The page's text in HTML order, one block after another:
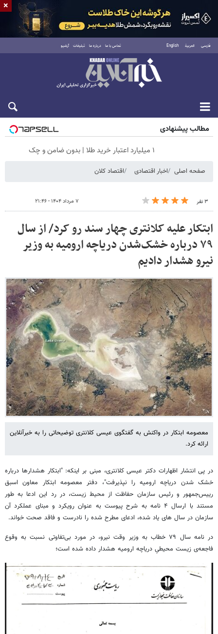
فارسی العربية English تماس با ما درباره ما تبلیغات آرشیو
جمعه ۱۶ مرداد ۱۴۰۵
مطالب پیشنهادی
۱ میلیارد اعتبار خرید طلا | بدون ضامن و چک
صفحه اصلی اخبار اقتصادی اقتصاد کلان
۳ نفر ۷ مرداد ۱۴۰۴ - ۲۱:۴۶
ابتکار علیه کلانتری چهار سند رو کرد/ از سال
۷۹ درباره خشک‌شدن دریاچه ارومیه به وزیر
نیرو هشدار دادیم
معصومه ابتکار در واکنش به گفتگوی عیسی کلانتری توضیحاتی را به خبرآنلاین
ارائه کرد.
در پی انتشار اظهارات دکتر عیسی کلانتری، مبنی بر اینکه: "ابتکار هشدارها درباره
خشک شدن دریاچه ارومیه را نپذیرفت"، دفتر معصومه ابتکار معاون اسبق
رییس‌جمهور و رئیس سازمان حفاظت از محیط زیست، در رد این ادعا به طور
مستند با ارسال ۴ نامه به شرح پیوست به عنوان رویکرد و مبنای عملکرد آن
سازمان در سال های یاد شده، ادعای مطرح شده را نادرست و فاقد صحت خواند.
در نامه سال ۷۹ خطاب به وزیر وقت نیرو، در مورد بی‌تفاوتی نسبت به وقوع
فاجعه‌ی زیست محیطیِ دریاچه ارومیه هشدار داده شده است؛
×